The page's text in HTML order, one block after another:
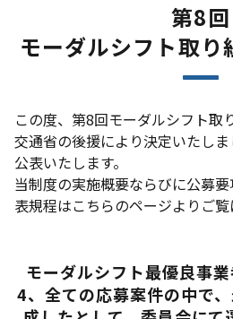
第8回
モーダルシフト取り
この度、第8回モーダルシフト取
交通省の後援により決定いたし
公表いたします。
当制度の実施概要ならびに公募
表規程はこちらのページよりご覧
モーダルシフト最優良事
4、全ての応募案件の中で